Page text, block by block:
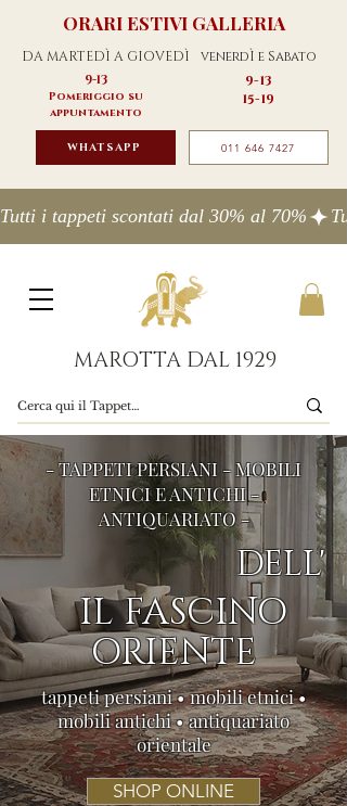
ORARI ESTIVI GALLERIA
DA MARTEDÌ A GIOVEDÌ venerdÌ e Sabato
9-13
Pomeriggio su
appuntamento
9-13
15-19
WHATSAPP 011 646 7427
Tutti i tappeti scontati dal 30% al 70%
MAROTTA DAL 1929
- TAPPETI PERSIANI - MOBILI
ETNICI E ANTICHI -
ANTIQUARIATO -
DELL'
IL FASCINO
ORIENTE
tappeti persiani • mobili etnici •
mobili antichi • antiquariato
orientale
SHOP ONLINE